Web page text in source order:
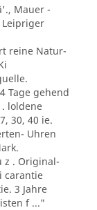
Mauer -
reine Natur-
Tage gehend
loldene
30, 40 ie.
Uhren
z . Original-
carantie
3 Jahre
f ..."